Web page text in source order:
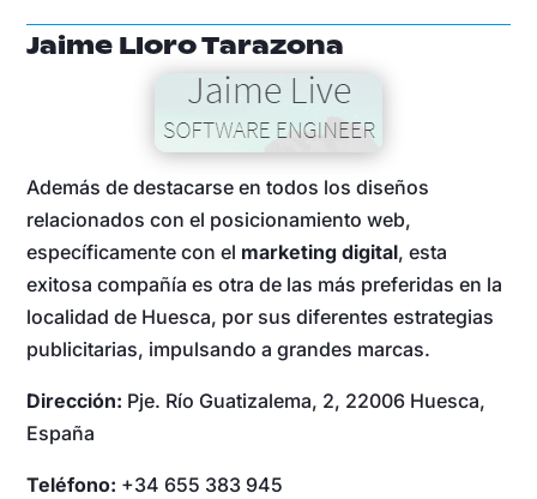
Jaime Lloro Tarazona
Además de destacarse en todos los diseños
relacionados con el posicionamiento web,
específicamente con el marketing digital, esta
exitosa compañía es otra de las más preferidas en la
localidad de Huesca, por sus diferentes estrategias
publicitarias, impulsando a grandes marcas.
Dirección: Pje. Río Guatizalema, 2, 22006 Huesca,
España
Teléfono: +34 655 383 945